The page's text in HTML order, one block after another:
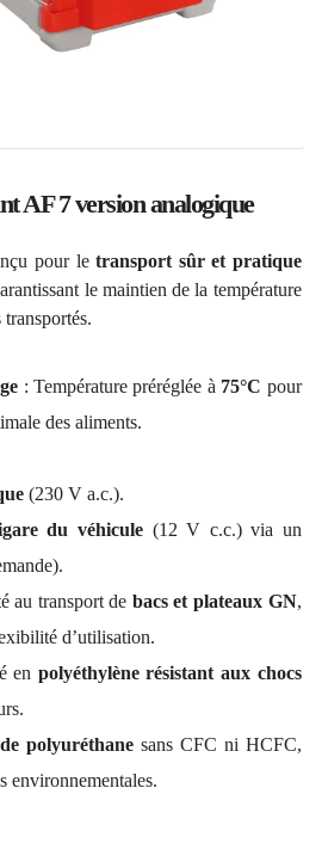
AF 7 version analogique
pour letransport sûr et pratique
le maintien de la température
: Température préréglée à 75°C pour
des aliments.
(230 V a.c.).
du véhicule(12 V c.c.) via un
au transport de bacs et plateaux GN,
d’utilisation.
en polyéthylène résistant aux chocs
polyuréthane sans CFC ni HCFC,
environnementales.